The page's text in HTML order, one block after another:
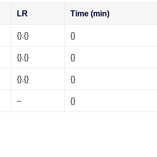
LR Time (min)
{}.{} {}
{}.{} {}
{}.{} {}
– {}